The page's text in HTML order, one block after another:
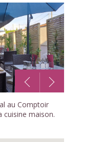
à
mon
carnet
1 /3
au Comptoir
cuisine maison.